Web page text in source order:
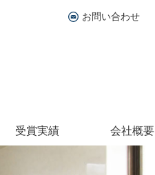
お問い合わせ
受賞実績 会社概要